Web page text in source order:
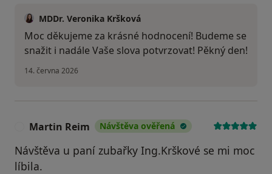
MDDr. Veronika Kršková
Moc děkujeme za krásné hodnocení! Budeme se
snažit i nadále Vaše slova potvrzovat! Pěkný den!
14. června 2026
Martin Reim Návštěva ověřená
Návštěva u paní zubařky Ing.Krškové se mi moc
líbila.